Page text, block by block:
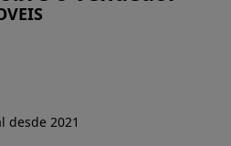
desde 2021